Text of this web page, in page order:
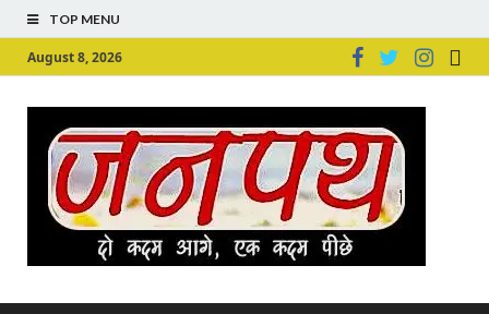
TOP MENU
August 8, 2026